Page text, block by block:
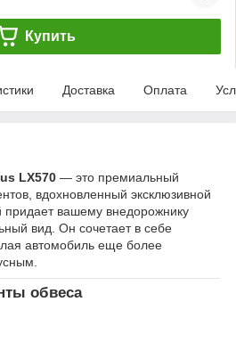
Купить
Доставка Оплата
LX570 — это премиальный
вдохновленный эксклюзивной
придает вашему внедорожнику
вид. Он сочетает в себе
автомобиль еще более
обвеса